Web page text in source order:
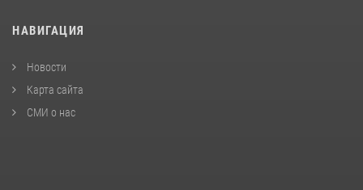
НАВИГАЦИЯ
Новости
Карта сайта
СМИ о нас